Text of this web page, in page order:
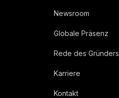
Newsroom
Globale Präsenz
Rede des Gründers
Karriere
Kontakt